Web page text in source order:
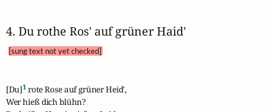
4. Du rothe Ros' auf grüner Haid'
[sung text not yet checked]
[Du]1 rote Rose auf grüner Heid',
Wer hieß dich blühn?